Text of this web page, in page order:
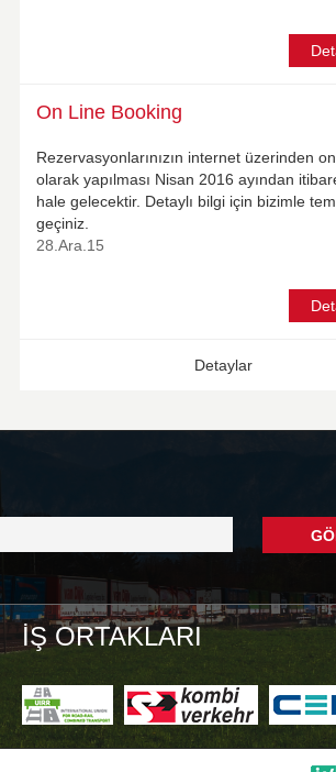
On Line Booking
Rezervasyonlarınızın internet üzerinden
olarak yapılması Nisan 2016 ayından
hale gelecektir. Detaylı bilgi için bizimle
geçiniz.
28.Ara.15
Detaylar
İŞ ORTAKLARI